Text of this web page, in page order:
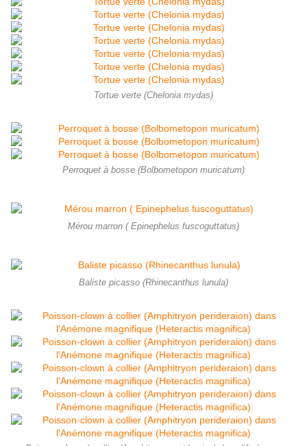
Tortue verte (Chelonia mydas)
Perroquet à bosse (Bolbometopon muricatum)
Mérou marron ( Epinephelus fuscoguttatus)
Baliste picasso (Rhinecanthus lunula)